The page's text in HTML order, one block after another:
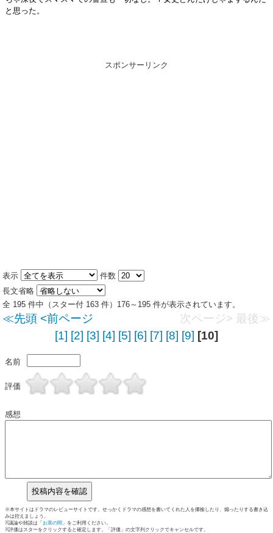
と思った。
スポンサーリンク
表示
件数
長文省略
全 195 件中（スター付 163 件）176～195 件が表示されています。
≪先頭 <前ページ 次ページ> 最後≫
[1] [2] [3] [4] [5] [6] [7] [8] [9] [10]
名前
評価
感想
※本サイトはドラマのレビューサイトです。せっかくドラマの感想を書いてくれた人を揶揄したり、煽ったりする書き込
みは控えましょう。
※議論や雑談は「 お茶の間 」をご利用ください。
※評価はスターをクリックすると確定します。「評価」の文字列クリックでキャンセルです。